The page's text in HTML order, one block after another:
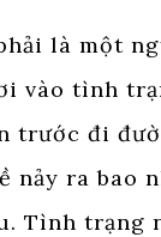
là một
vào tình
trước đi
nảy ra bao
Tình trạng